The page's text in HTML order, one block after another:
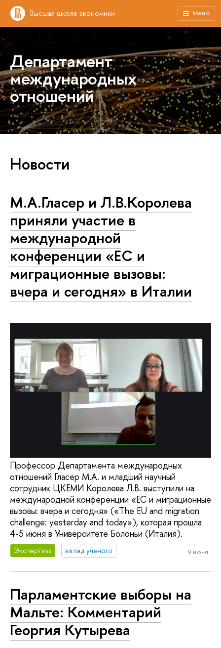
Высшая школа экономики Меню
Департамент
международных
отношений
Новости
М.А.Гласер и Л.В.Королева
приняли участие в
международной
конференции «ЕС и
миграционные вызовы:
вчера и сегодня» в Италии
Профессор Департамента международных
отношений Гласер М.А. и младший научный
сотрудник ЦКЕМИ Королева Л.В. выступили на
международной конференции «ЕС и миграционные
вызовы: вчера и сегодня» («The EU and migration
challenge: yesterday and today»), которая прошла
4-5 июня в Университете Болоньи (Италия).
Экспертиза взгляд ученого 9 июня
Парламентские выборы на
Мальте: Комментарий
Георгия Кутырева